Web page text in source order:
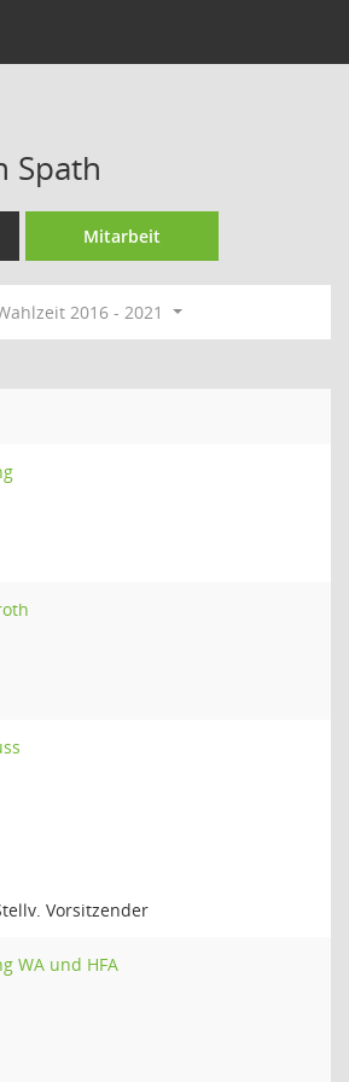
Spath
Mitarbeit
2016 - 2021
Vorsitzender
WA und HFA